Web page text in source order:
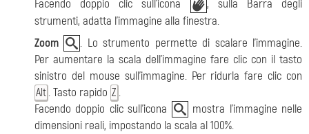
Facendo doppio clic sull'icona
, sulla Barra degli
strumenti, adatta l'immagine alla finestra.
Zoom
. Lo strumento permette di scalare l'immagine.
Per aumentare la scala dell'immagine fare clic con il tasto
sinistro del mouse sull'immagine. Per ridurla fare clic con
Alt . Tasto rapido Z .
Facendo doppio clic sull'icona
mostra l'immagine nelle
dimensioni reali, impostando la scala al 100%.